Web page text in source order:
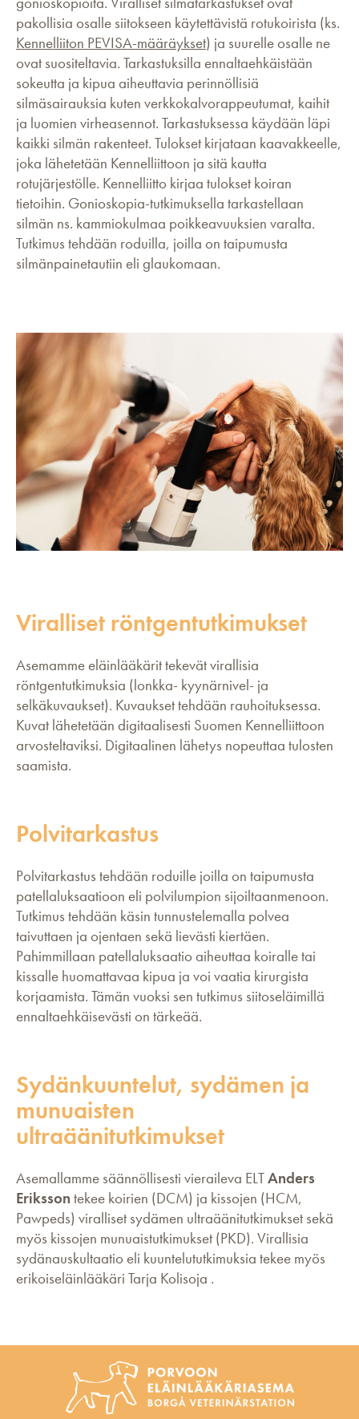
pakollisia osalle siitokseen käytettävistä rotukoirista (ks.
Kennelliiton PEVISA-määräykset) ja suurelle osalle ne
ovat suositeltavia. Tarkastuksilla ennaltaehkäistään
sokeutta ja kipua aiheuttavia perinnöllisiä
silmäsairauksia kuten verkkokalvorappeutumat, kaihit
ja luomien virheasennot. Tarkastuksessa käydään läpi
kaikki silmän rakenteet. Tulokset kirjataan kaavakkeelle,
joka lähetetään Kennelliittoon ja sitä kautta
rotujärjestölle. Kennelliitto kirjaa tulokset koiran
tietoihin. Gonioskopia-tutkimuksella tarkastellaan
silmän ns. kammiokulmaa poikkeavuuksien varalta.
Tutkimus tehdään roduilla, joilla on taipumusta
silmänpainetautiin eli glaukomaan.
Viralliset röntgentutkimukset
Asemamme eläinlääkärit tekevät virallisia
röntgentutkimuksia (lonkka- kyynärnivel- ja
selkäkuvaukset). Kuvaukset tehdään rauhoituksessa.
Kuvat lähetetään digitaalisesti Suomen Kennelliittoon
arvosteltaviksi. Digitaalinen lähetys nopeuttaa tulosten
saamista.
Polvitarkastus
Polvitarkastus tehdään roduille joilla on taipumusta
patellaluksaatioon eli polvilumpion sijoiltaanmenoon.
Tutkimus tehdään käsin tunnustelemalla polvea
taivuttaen ja ojentaen sekä lievästi kiertäen.
Pahimmillaan patellaluksaatio aiheuttaa koiralle tai
kissalle huomattavaa kipua ja voi vaatia kirurgista
korjaamista. Tämän vuoksi sen tutkimus siitoseläimillä
ennaltaehkäisevästi on tärkeää.
Sydänkuuntelut, sydämen ja
munuaisten
ultraäänitutkimukset
Asemallamme säännöllisesti vieraileva ELTAnders
Eriksson tekee koirien (DCM) ja kissojen (HCM,
Pawpeds) viralliset sydämen ultraäänitutkimukset sekä
myös kissojen munuaistutkimukset (PKD). Virallisia
sydänauskultaatio eli kuuntelututkimuksia tekee myös
erikoiseläinlääkäri Tarja Kolisoja .